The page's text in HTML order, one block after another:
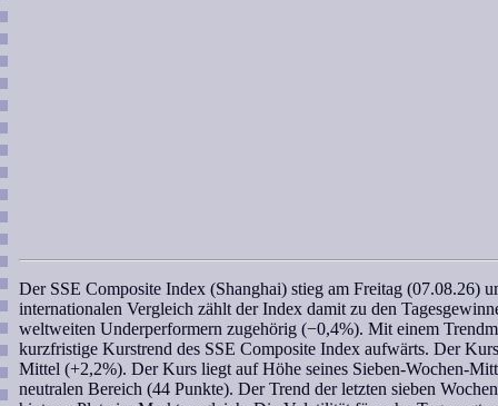
Der SSE Composite Index (Shanghai) stieg am Freitag (07.08.26)
internationalen Vergleich zählt der Index damit zu den
weltweiten Underperformern zugehörig (−0,4%). Mit einem
kurzfristige Kurstrend des SSE Composite Index aufwärts. Der
Mittel (+2,2%). Der Kurs liegt auf Höhe seines Sieben-Wochen-
neutralen Bereich (44 Punkte). Der Trend der letzten sieben Wochen